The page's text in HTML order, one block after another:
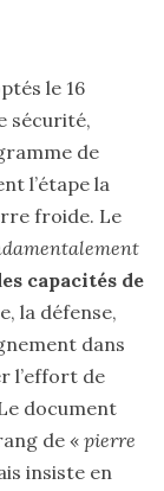
le 16
sécurité,
de
l’étape la
froide. Le
capacités de
la défense,
dans
l’effort de
document
de « pierre
insiste en